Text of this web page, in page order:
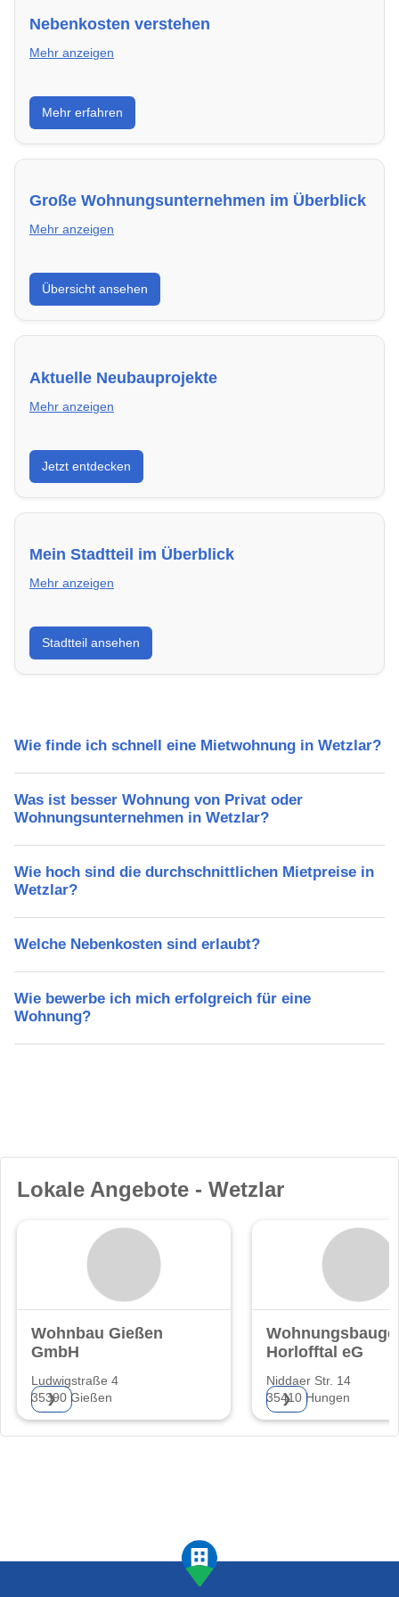
Nebenkosten verstehen
Mehr anzeigen
Erfahre, welche Nebenkosten rechtmäßig sind und
wie du deine monatliche Belastung optimieren
kannst.
Mehr erfahren
Große Wohnungsunternehmen im Überblick
Mehr anzeigen
Hier findest du die wichtigsten Anbieter in Wetzlar –
von Genossenschaften bis zu privaten Vermietern.
Übersicht ansehen
Aktuelle Neubauprojekte
Mehr anzeigen
Entdecke Neubauprojekte in Wetzlar – modern,
energieeffizient und sofort bezugsfertig.
Jetzt entdecken
Mein Stadtteil im Überblick
Mehr anzeigen
Erfahre mehr über deinen Stadtteil in Wetzlar:
Lebensqualität, Verkehrsanbindung, Schulen,
Stadtteil ansehen
Wie finde ich schnell eine Mietwohnung in Wetzlar?
Was ist besser Wohnung von Privat oder
Wohnungsunternehmen in Wetzlar?
Wie hoch sind die durchschnittlichen Mietpreise in
Wetzlar?
Welche Nebenkosten sind erlaubt?
Wie bewerbe ich mich erfolgreich für eine
Wohnung?
Lokale Angebote - Wetzlar
Wohnbau Gießen
GmbH
Ludwigstraße 4
35390 Gießen
❯
Horlofftal eG
Niddaer Str. 14
35410 Hungen
❯